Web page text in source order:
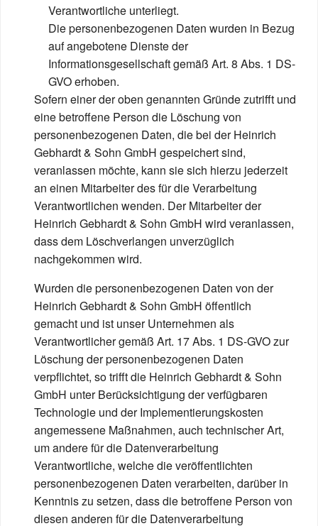
Verantwortliche unterliegt.
Die personenbezogenen Daten wurden in Bezug
auf angebotene Dienste der
Informationsgesellschaft gemäß Art. 8 Abs. 1 DS-
GVO erhoben.
Sofern einer der oben genannten Gründe zutrifft und
eine betroffene Person die Löschung von
personenbezogenen Daten, die bei der Heinrich
Gebhardt & Sohn GmbH gespeichert sind,
veranlassen möchte, kann sie sich hierzu jederzeit
an einen Mitarbeiter des für die Verarbeitung
Verantwortlichen wenden. Der Mitarbeiter der
Heinrich Gebhardt & Sohn GmbH wird veranlassen,
dass dem Löschverlangen unverzüglich
nachgekommen wird.
Wurden die personenbezogenen Daten von der
Heinrich Gebhardt & Sohn GmbH öffentlich
gemacht und ist unser Unternehmen als
Verantwortlicher gemäß Art. 17 Abs. 1 DS-GVO zur
Löschung der personenbezogenen Daten
verpflichtet, so trifft die Heinrich Gebhardt & Sohn
GmbH unter Berücksichtigung der verfügbaren
Technologie und der Implementierungskosten
angemessene Maßnahmen, auch technischer Art,
um andere für die Datenverarbeitung
Verantwortliche, welche die veröffentlichten
personenbezogenen Daten verarbeiten, darüber in
Kenntnis zu setzen, dass die betroffene Person von
diesen anderen für die Datenverarbeitung